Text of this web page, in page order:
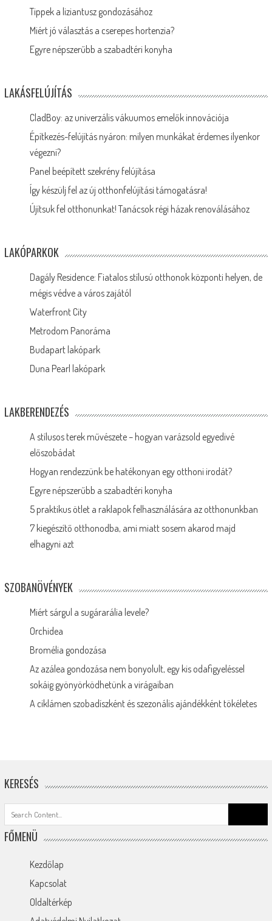
Tippek a liziantusz gondozásához
Miért jó választás a cserepes hortenzia?
Egyre népszerűbb a szabadtéri konyha
LAKÁSFELÚJÍTÁS
CladBoy: az univerzális vákuumos emelők innovációja
Építkezés-felújítás nyáron: milyen munkákat érdemes ilyenkor
végezni?
Panel beépített szekrény felújítása
Így készülj fel az új otthonfelújítási támogatásra!
Újítsuk fel otthonunkat! Tanácsok régi házak renoválásához
LAKÓPARKOK
Dagály Residence: Fiatalos stílusú otthonok központi helyen, de
mégis védve a város zajától
Waterfront City
Metrodom Panoráma
Budapart lakópark
Duna Pearl lakópark
LAKBERENDEZÉS
A stílusos terek művészete – hogyan varázsold egyedivé
előszobádat
Hogyan rendezzünk be hatékonyan egy otthoni irodát?
Egyre népszerűbb a szabadtéri konyha
5 praktikus ötlet a raklapok felhasználására az otthonunkban
7 kiegészítő otthonodba, ami miatt sosem akarod majd
elhagyni azt
SZOBANÖVÉNYEK
Miért sárgul a sugárarália levele?
Orchidea
Bromélia gondozása
Az azálea gondozása nem bonyolult, egy kis odafigyeléssel
sokáig gyönyörködhetünk a virágaiban
A ciklámen szobadíszként és szezonális ajándékként tökéletes
KERESÉS
for:
FŐMENÜ
Kezdőlap
Kapcsolat
Oldaltérkép